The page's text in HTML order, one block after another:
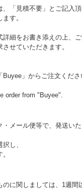
「見積不要」とご記入
す。
細をお書き添えの上、ご
せていただきます。
」からご注文くださ
from "Buyee".
メール便等で、発送いた
し、
に関しましては、1週間